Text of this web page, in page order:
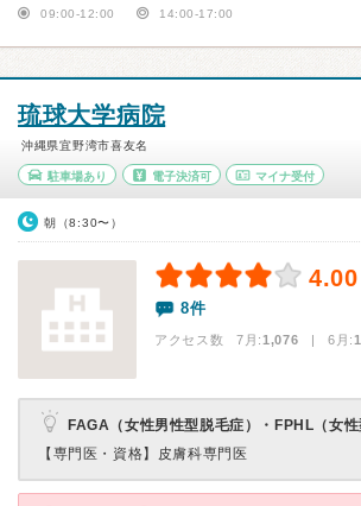
09:00-12:00 14:00-17:00
琉球大学病院
沖縄県宜野湾市喜友名
駐車場あり 電子決済可 マイナ受付
朝（8:30〜）
4.00
8件
アクセス数 7月:1,076 | 6月:
FAGA（女性男性型脱毛症）・FPHL（女
【専門医・資格】 皮膚科専門医